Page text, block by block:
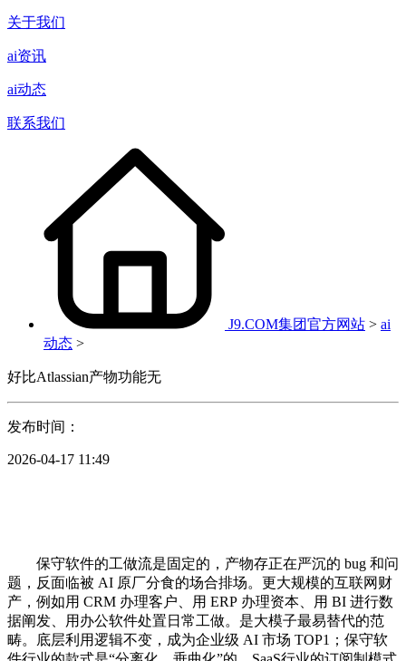
关于我们
ai资讯
ai动态
联系我们
J9.COM集团官方网站 > ai
动态 >
好比Atlassian产物功能无
发布时间：
2026-04-17 11:49
保守软件的工做流是固定的，产物存正在严沉的 bug 和问
题，反面临被 AI 原厂分食的场合排场。更大规模的互联网财
产，例如用 CRM 办理客户、用 ERP 办理资本、用 BI 进行数
据阐发、用办公软件处置日常工做。是大模子最易替代的范
畴。底层利用逻辑不变，成为企业级 AI 市场 TOP1；保守软